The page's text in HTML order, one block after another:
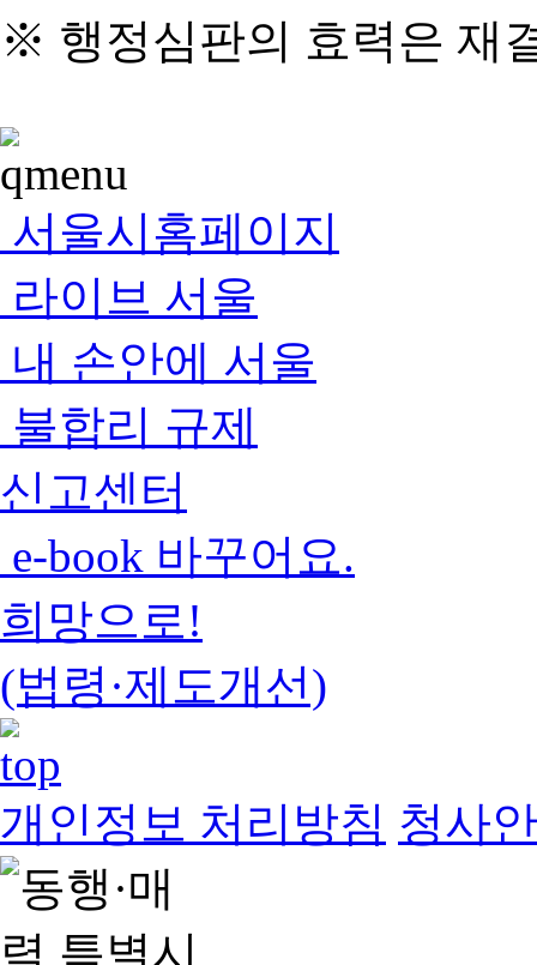
※ 행정심판의 효력은 재
서울시홈페이지
라이브 서울
내 손안에 서울
불합리 규제
신고센터
e-book 바꾸어요.
희망으로!
(법령·제도개선)
개인정보 처리방침 청사